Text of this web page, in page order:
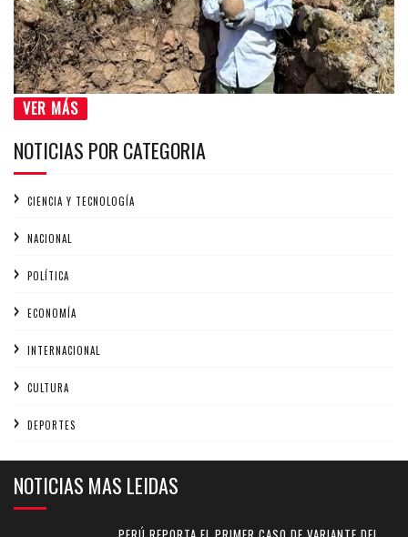
VER MÁS
NOTICIAS POR CATEGORIA
CIENCIA Y TECNOLOGÍA
NACIONAL
POLÍTICA
ECONOMÍA
INTERNACIONAL
CULTURA
DEPORTES
NOTICIAS MAS LEIDAS